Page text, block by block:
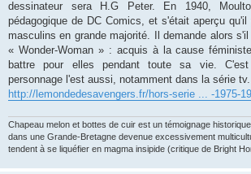
dessinateur sera H.G Peter. En 1940,
pédagogique de DC Comics, et s'était aperçu
masculins en grande majorité. Il demande alors
« Wonder-Woman » : acquis à la cause
battre pour elles pendant toute sa vie.
personnage l'est aussi, notamment dans la série tv.
http://lemondedesavengers.fr/hors-serie ... -1975-
Chapeau melon et bottes de cuir est un témoignage
dans une Grande-Bretagne devenue excessivement
tendent à se liquéfier en magma insipide (critique de Bright